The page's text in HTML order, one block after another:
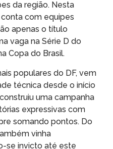
da região. Nesta
com equipes
apenas o título
vaga na Série D do
Copa do Brasil.
populares do DF, vem
técnica desde o início
uma campanha
expressivas com
somando pontos. Do
vinha
se invicto até este